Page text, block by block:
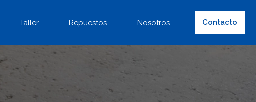
Taller Repuestos Nosotros Contacto